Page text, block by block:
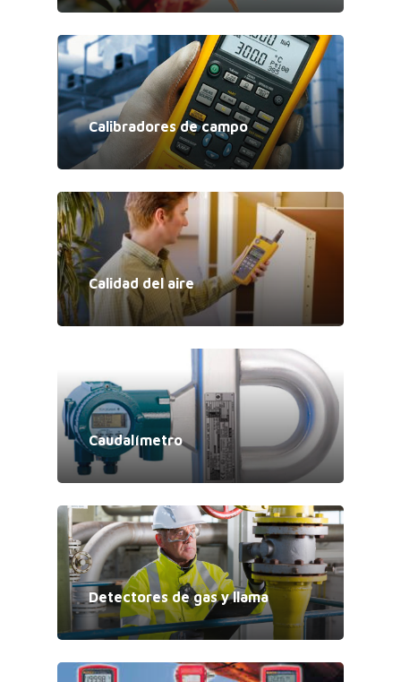
Calibradores de campo
Calidad del aire
Caudalímetro
Detectores de gas y llama